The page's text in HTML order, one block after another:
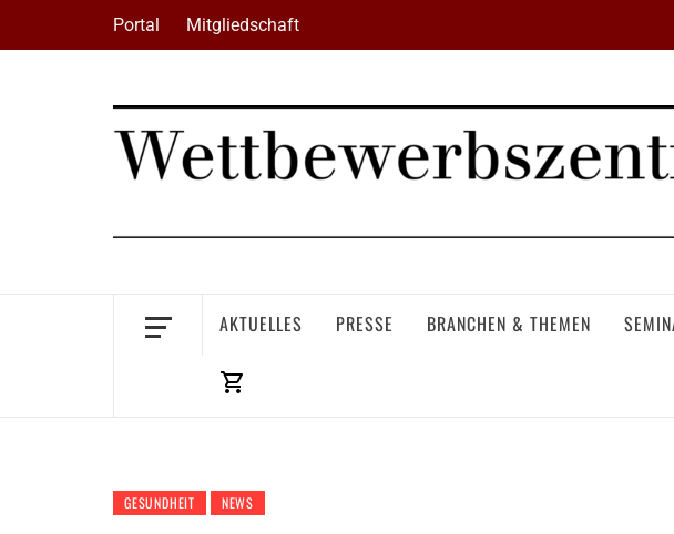
Portal Mitgliedschaft
AKTUELLES PRESSE BRANCHEN & THEMEN
GESUNDHEIT NEWS